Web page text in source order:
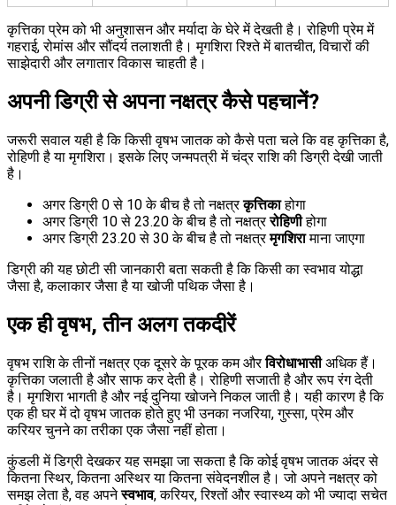
कृत्तिका प्रेम को भी अनुशासन और मर्यादा के घेरे में देखती है। रोहिणी प्रेम में
गहराई, रोमांस और सौंदर्य तलाशती है। मृगशिरा रिश्ते में बातचीत, विचारों की
साझेदारी और लगातार विकास चाहती है।
अपनी डिग्री से अपना नक्षत्र कैसे पहचानें?
जरूरी सवाल यही है कि किसी वृषभ जातक को कैसे पता चले कि वह कृत्तिका है,
रोहिणी है या मृगशिरा। इसके लिए जन्मपत्री में चंद्र राशि की डिग्री देखी जाती
है।
अगर डिग्री 0 से 10 के बीच है तो नक्षत्रकृत्तिकाहोगा
अगर डिग्री 10 से 23.20 के बीच है तो नक्षत्ररोहिणीहोगा
अगर डिग्री 23.20 से 30 के बीच है तो नक्षत्रमृगशिरामाना जाएगा
डिग्री की यह छोटी सी जानकारी बता सकती है कि किसी का स्वभाव योद्धा
जैसा है, कलाकार जैसा है या खोजी पथिक जैसा है।
एक ही वृषभ, तीन अलग तकदीरें
वृषभ राशि के तीनों नक्षत्र एक दूसरे के पूरक कम औरविरोधाभासीअधिक हैं।
कृत्तिका जलाती है और साफ कर देती है। रोहिणी सजाती है और रूप रंग देती
है। मृगशिरा भागती है और नई दुनिया खोजने निकल जाती है। यही कारण है कि
एक ही घर में दो वृषभ जातक होते हुए भी उनका नजरिया, गुस्सा, प्रेम और
करियर चुनने का तरीका एक जैसा नहीं होता।
कुंडली में डिग्री देखकर यह समझा जा सकता है कि कोई वृषभ जातक अंदर से
कितना स्थिर, कितना अस्थिर या कितना संवेदनशील है। जो अपने नक्षत्र को
समझ लेता है, वह अपनेस्वभाव, करियर, रिश्तों और स्वास्थ्य को भी ज्यादा सचेत